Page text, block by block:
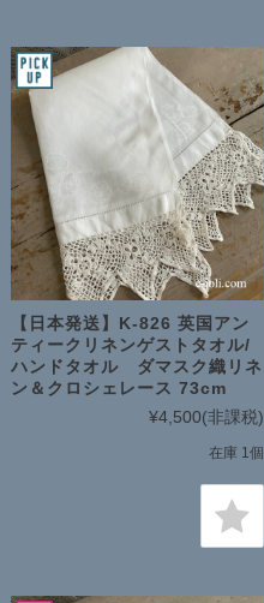
【日本発送】K-826 英国アン
ティークリネンゲストタオル/
ハンドタオル ダマスク織リネ
ン＆クロシェレース 73cm
¥4,500(非課税)
在庫 1個